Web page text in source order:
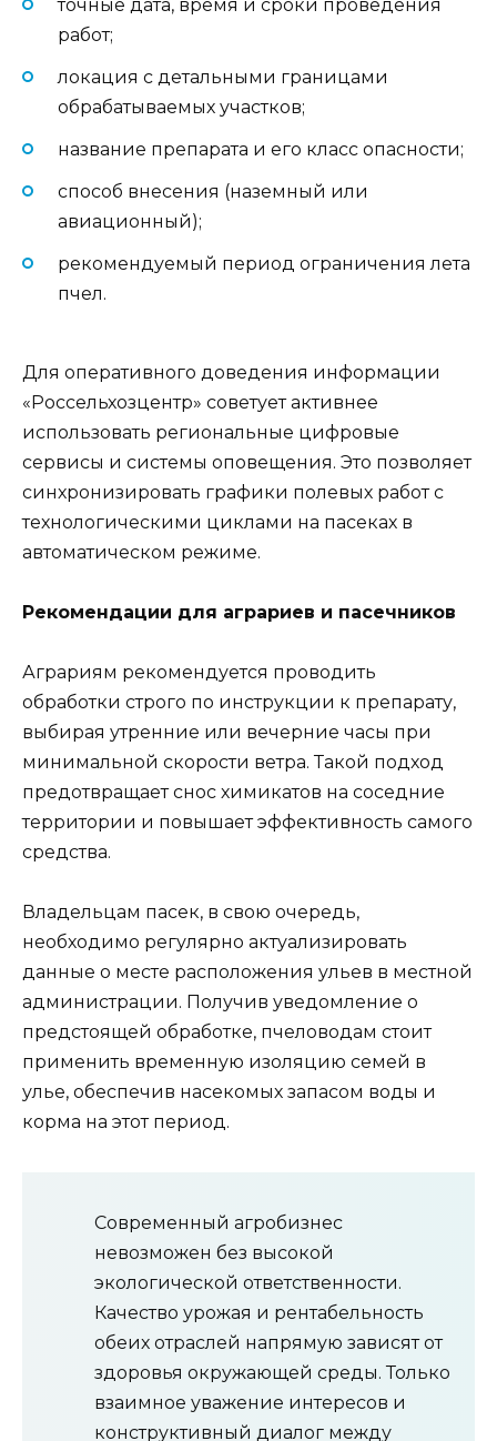
точные дата, время и сроки проведения
работ;
локация с детальными границами
обрабатываемых участков;
название препарата и его класс опасности;
способ внесения (наземный или
авиационный);
рекомендуемый период ограничения лета
пчел.
Для оперативного доведения информации
«Россельхозцентр» советует активнее
использовать региональные цифровые
сервисы и системы оповещения. Это позволяет
синхронизировать графики полевых работ с
технологическими циклами на пасеках в
автоматическом режиме.
Рекомендации для аграриев и пасечников
Аграриям рекомендуется проводить
обработки строго по инструкции к препарату,
выбирая утренние или вечерние часы при
минимальной скорости ветра. Такой подход
предотвращает снос химикатов на соседние
территории и повышает эффективность самого
средства.
Владельцам пасек, в свою очередь,
необходимо регулярно актуализировать
данные о месте расположения ульев в местной
администрации. Получив уведомление о
предстоящей обработке, пчеловодам стоит
применить временную изоляцию семей в
улье, обеспечив насекомых запасом воды и
корма на этот период.
Современный агробизнес
невозможен без высокой
экологической ответственности.
Качество урожая и рентабельность
обеих отраслей напрямую зависят от
здоровья окружающей среды. Только
взаимное уважение интересов и
конструктивный диалог между